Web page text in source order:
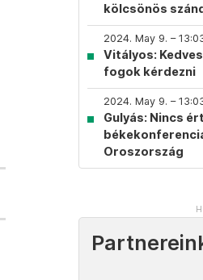
kölcsönös
2024. May 9. –
Vitályos:
fogok kérdezni
2024. May 9. –
Gulyás: Nincs
Oroszország